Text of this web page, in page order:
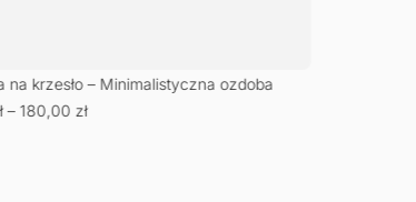
na krzesło – Minimalistyczna ozdoba
– 180,00 zł